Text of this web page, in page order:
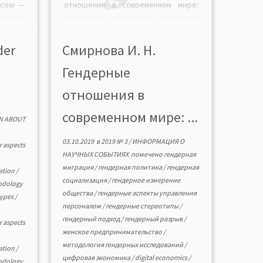
—
ABOUT
aspects
/
/
aspects
/
отношения в современном мире:
Плес, 16—18 мая 2019 г.).
Актуализируются проблемы нового
гендерного порядка, гендерные
аспекты управления и социальной
политики, женского
гендерной социализации
образования и науки, гендерной
миграции. […]
Смирнова И. Н.
Гендерные
отношения в
современном мире: ...
03.10.2019в2019 № 3/ИНФОРМАЦИЯ О
НАУЧНЫХ СОБЫТИЯХпомечено гендерная
миграция/гендерная политика/гендерная
социализация/гендерное измерение
общества/гендерные аспекты управления
персоналом /гендерные стереотипы/
гендерный подход/гендерный разрыв/
женское предпринимательство /
методология гендерных исследований/
цифровая экономика/digital economics/